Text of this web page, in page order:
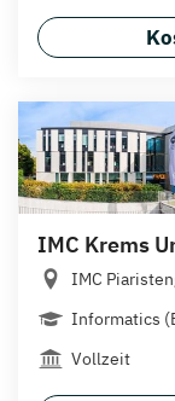
IMC Krems
IMC
Informatics
Vollzeit